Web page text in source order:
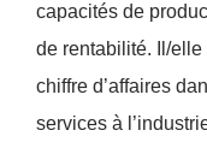
capacités de
de rentabilité. Il/
chiffre d’affaires
services à